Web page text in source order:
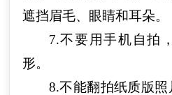
遮挡眉毛、眼睛和耳朵。
7.不要用手机自拍
形。
8.不能翻拍纸质版